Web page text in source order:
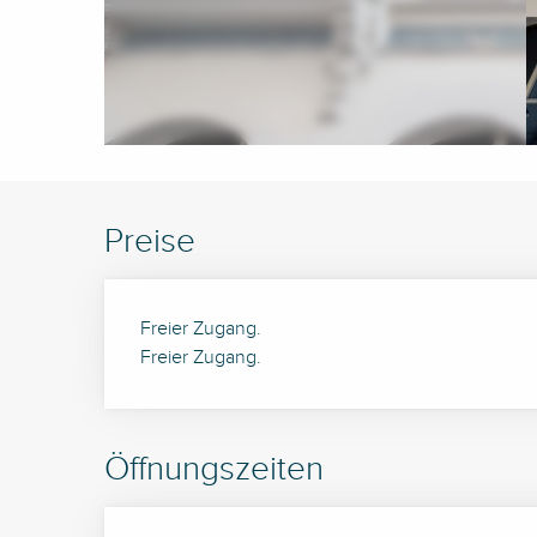
Preise
Freier Zugang.
Freier Zugang.
Öffnungszeiten